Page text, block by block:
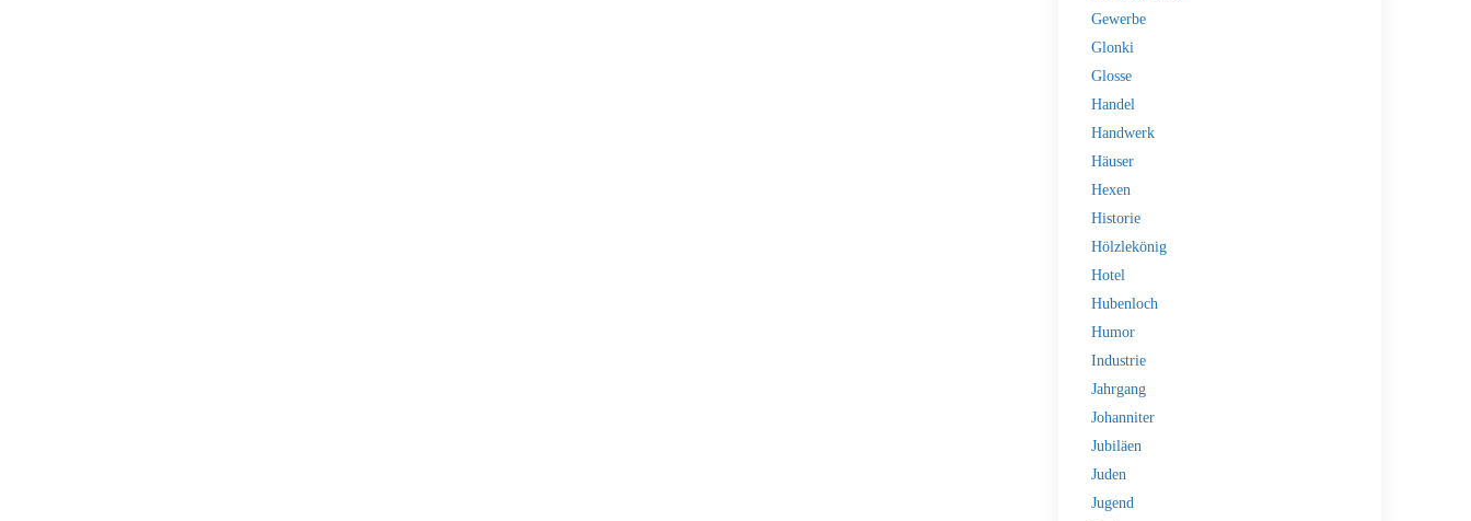
Gewerbe
Glonki
Glosse
Handel
Handwerk
Häuser
Hexen
Historie
Hölzlekönig
Hotel
Hubenloch
Humor
Industrie
Jahrgang
Johanniter
Jubiläen
Juden
Jugend